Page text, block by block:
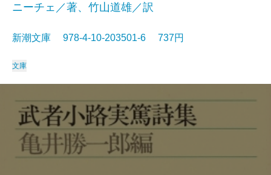
ニーチェ／著、竹山道雄／訳
新潮文庫 978-4-10-203501-6 737円
文庫